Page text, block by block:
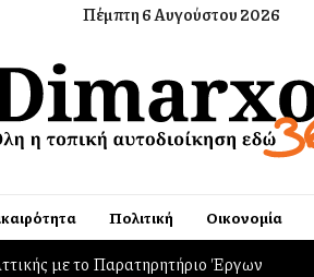
Πέμπτη 6 Αυγούστου 2026
Πολιτική Οικονομία
με το Παρατηρητήριο Έργων